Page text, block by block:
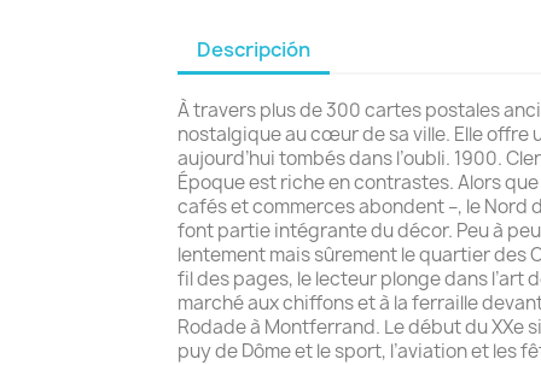
Descripción
À travers plus de 300 cartes postales
nostalgique au cœur de sa ville. Elle offre
aujourd’hui tombés dans l’oubli. 1900.
Époque est riche en contrastes. Alors
cafés et commerces abondent –, le
font partie intégrante du décor. Peu à
lentement mais sûrement le quartier des
fil des pages, le lecteur plonge dans l’art
marché aux chiffons et à la ferraille
Rodade à Montferrand. Le début du XXe
puy de Dôme et le sport, l’aviation et les